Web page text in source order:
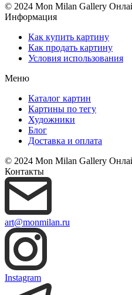
© 2024 Mon Milan Gallery
Информация
Как купить картину
Как продать картину
Условия использования
Меню
Каталог картин
Картины по тегу
Художники
Блог
Доставка и оплата
© 2024 Mon Milan Gallery
Контакты
art@monmilan.ru
Instagram